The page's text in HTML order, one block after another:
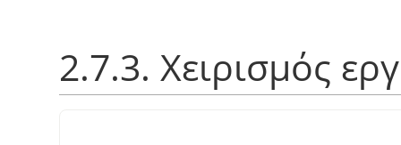
2.7.3. Χειρισμός